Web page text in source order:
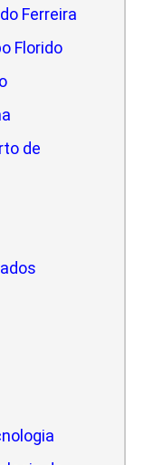
Ferreira
Florido
de